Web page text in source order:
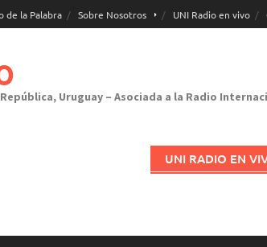
de la Palabra Sobre Nosotros UNI Radio en vivo
Uruguay – Asociada a la Radio
UNI RADIO EN